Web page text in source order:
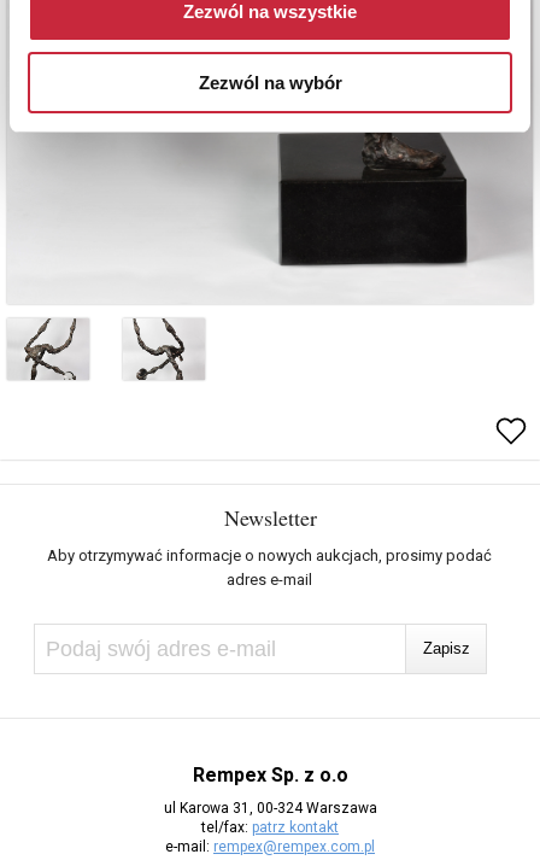
Zezwól na wszystkie
Zezwól na wybór
Newsletter
Aby otrzymywać informacje o nowych aukcjach, prosimy podać
adres e-mail
Rempex Sp. z o.o
ul Karowa 31, 00-324 Warszawa
tel/fax: patrz kontakt
e-mail: rempex@rempex.com.pl